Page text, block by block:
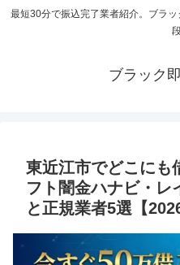
最短30分で振込完了業者紹介。ブラ
ブラック
東近江市でどこにも
フト闇金ハナビ・レ
と正規業者5選【